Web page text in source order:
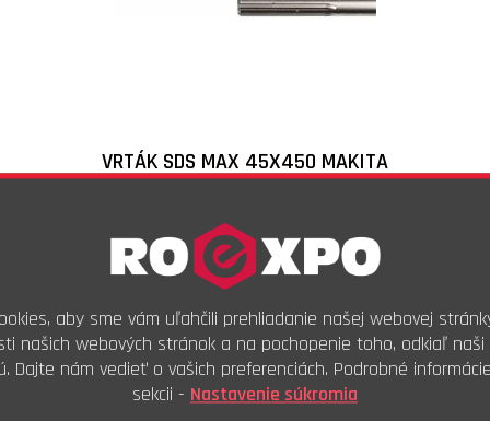
VRTÁK SDS MAX 45X450 MAKITA
Skladové číslo:
Objednávkový kód:
158,65€s DPH
132,21
bez DPH
ks
Kúpiť
aby sme vám uľahčili prehliadanie našej webovej
našich webových stránok a na pochopenie toho, odkiaľ naši
Dajte nám vedieť o vašich preferenciách. Podrobné
sekcii - Nastavenie súkromia